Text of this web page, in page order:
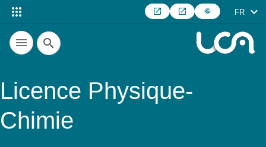
FR
Recherche
Licence Physique-
Chimie